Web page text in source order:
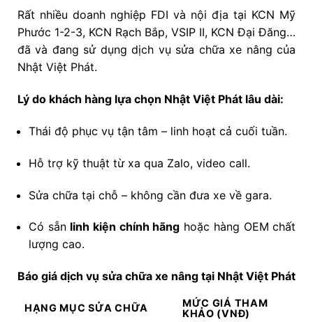
Rất nhiều doanh nghiệp FDI và nội địa tại KCN Mỹ
Phước 1-2-3, KCN Rạch Bắp, VSIP II, KCN Đại Đăng…
đã và đang sử dụng dịch vụ sửa chữa xe nâng của
Nhật Việt Phát.
Lý do khách hàng lựa chọn Nhật Việt Phát lâu dài:
Thái độ phục vụ tận tâm – linh hoạt cả cuối tuần.
Hỗ trợ kỹ thuật từ xa qua Zalo, video call.
Sửa chữa tại chỗ – không cần đưa xe về gara.
Có sẵn linh kiện chính hãng hoặc hàng OEM chất
lượng cao.
Báo giá dịch vụ sửa chữa xe nâng tại Nhật Việt Phát
HẠNG MỤC SỬA CHỮA
MỨC GIÁ THAM
KHẢO (VNĐ)